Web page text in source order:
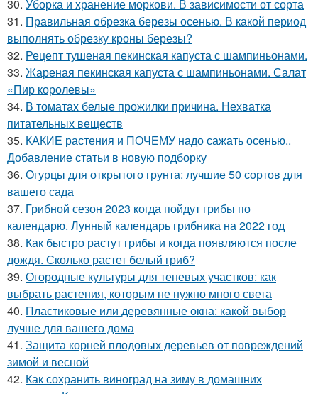
30. Уборка и хранение моркови. В зависимости от сорта
31. Правильная обрезка березы осенью. В какой период
выполнять обрезку кроны березы?
32. Рецепт тушеная пекинская капуста с шампиньонами.
33. Жареная пекинская капуста с шампиньонами. Салат
«Пир королевы»
34. В томатах белые прожилки причина. Нехватка
питательных веществ
35. КАКИЕ растения и ПОЧЕМУ надо сажать осенью..
Добавление статьи в новую подборку
36. Огурцы для открытого грунта: лучшие 50 сортов для
вашего сада
37. Грибной сезон 2023 когда пойдут грибы по
календарю. Лунный календарь грибника на 2022 год
38. Как быстро растут грибы и когда появляются после
дождя. Сколько растет белый гриб?
39. Огородные культуры для теневых участков: как
выбрать растения, которым не нужно много света
40. Пластиковые или деревянные окна: какой выбор
лучше для вашего дома
41. Защита корней плодовых деревьев от повреждений
зимой и весной
42. Как сохранить виноград на зиму в домашних